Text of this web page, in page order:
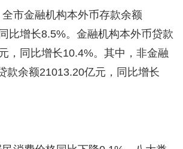
金融机构本外币存款余额
比增长8.5%。金融机构本外币贷款
，同比增长10.4%。其中，非金融
款余额21013.20亿元，同比增长